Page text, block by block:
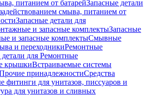
питанием от батарейЗапасные детали
смыва, питанием от
Запасные детали для
и запасные комплектыЗапасные
и запасные комплектыСмывные
и переходникиРемонтные
для Ремонтные
крышкиВстраиваемые системы
принадлежностиСредства
фитинги для унитазов, писсуаров и
для унитазов и сливных